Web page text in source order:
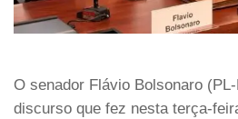
O senador Flávio Bolsonaro
discurso que fez nesta terça-